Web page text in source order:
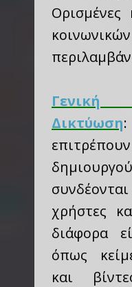
Ορισμένες
Δικτύωση
χρήστες
διάφορα
όπως
και